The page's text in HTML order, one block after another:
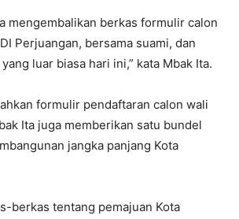
mengembalikan berkas formulir calon
Perjuangan, bersama suami, dan
luar biasa hari ini,” kata Mbak Ita.
formulir pendaftaran calon wali
Ita juga memberikan satu bundel
jangka panjang Kota
berkas tentang pemajuan Kota